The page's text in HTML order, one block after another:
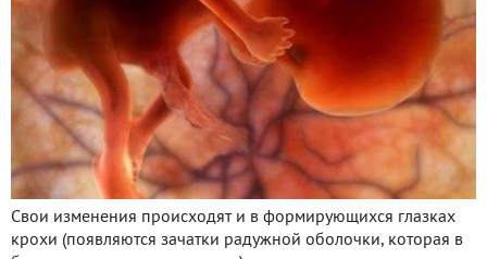
Свои изменения происходят и в формирующихся глазках
крохи (появляются зачатки радужной оболочки, которая в